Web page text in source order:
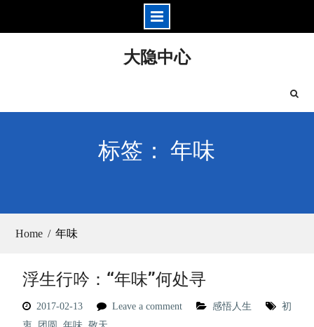
大隐中心
标签： 年味
Home 年味
浮生行吟：“年味”何处寻
2017-02-13 Leave a comment 感悟人生
初